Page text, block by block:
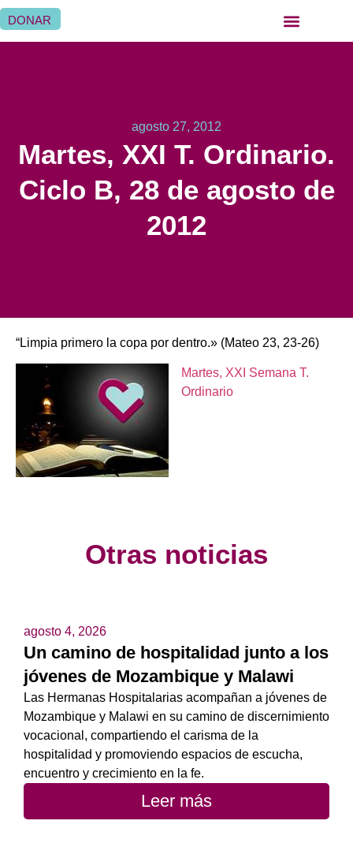
DONAR
agosto 27, 2012
Martes, XXI T. Ordinario.
Ciclo B, 28 de agosto de
2012
“Limpia primero la copa por dentro.» (Mateo 23, 23-26)
Martes, XXI Semana T.
Ordinario
Otras noticias
agosto 4, 2026
Un camino de hospitalidad junto a los
jóvenes de Mozambique y Malawi
Las Hermanas Hospitalarias acompañan a jóvenes de
Mozambique y Malawi en su camino de discernimiento
vocacional, compartiendo el carisma de la
hospitalidad y promoviendo espacios de escucha,
encuentro y crecimiento en la fe.
Leer más